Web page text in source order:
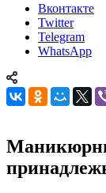
Вконтакте
Twitter
Telegram
WhatsApp